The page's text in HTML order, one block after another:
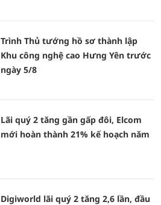
Trình Thủ tướng hồ sơ thành lập
Khu công nghệ cao Hưng Yên trước
ngày 5/8
Lãi quý 2 tăng gần gấp đôi, Elcom
mới hoàn thành 21% kế hoạch năm
Digiworld lãi quý 2 tăng 2,6 lần, đầu